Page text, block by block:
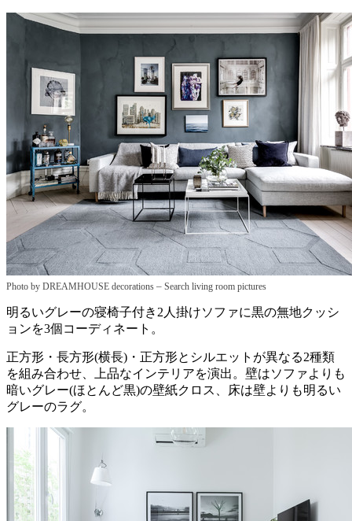
Photo by DREAMHOUSE decorations – Search living room pictures
明るいグレーの寝椅子付き2人掛けソファに黒の無地クッシ
ョンを3個コーディネート。
正方形・長方形(横長)・正方形とシルエットが異なる2種類
を組み合わせ、上品なインテリアを演出。壁はソファよりも
暗いグレー(ほとんど黒)の壁紙クロス、床は壁よりも明るい
グレーのラグ。